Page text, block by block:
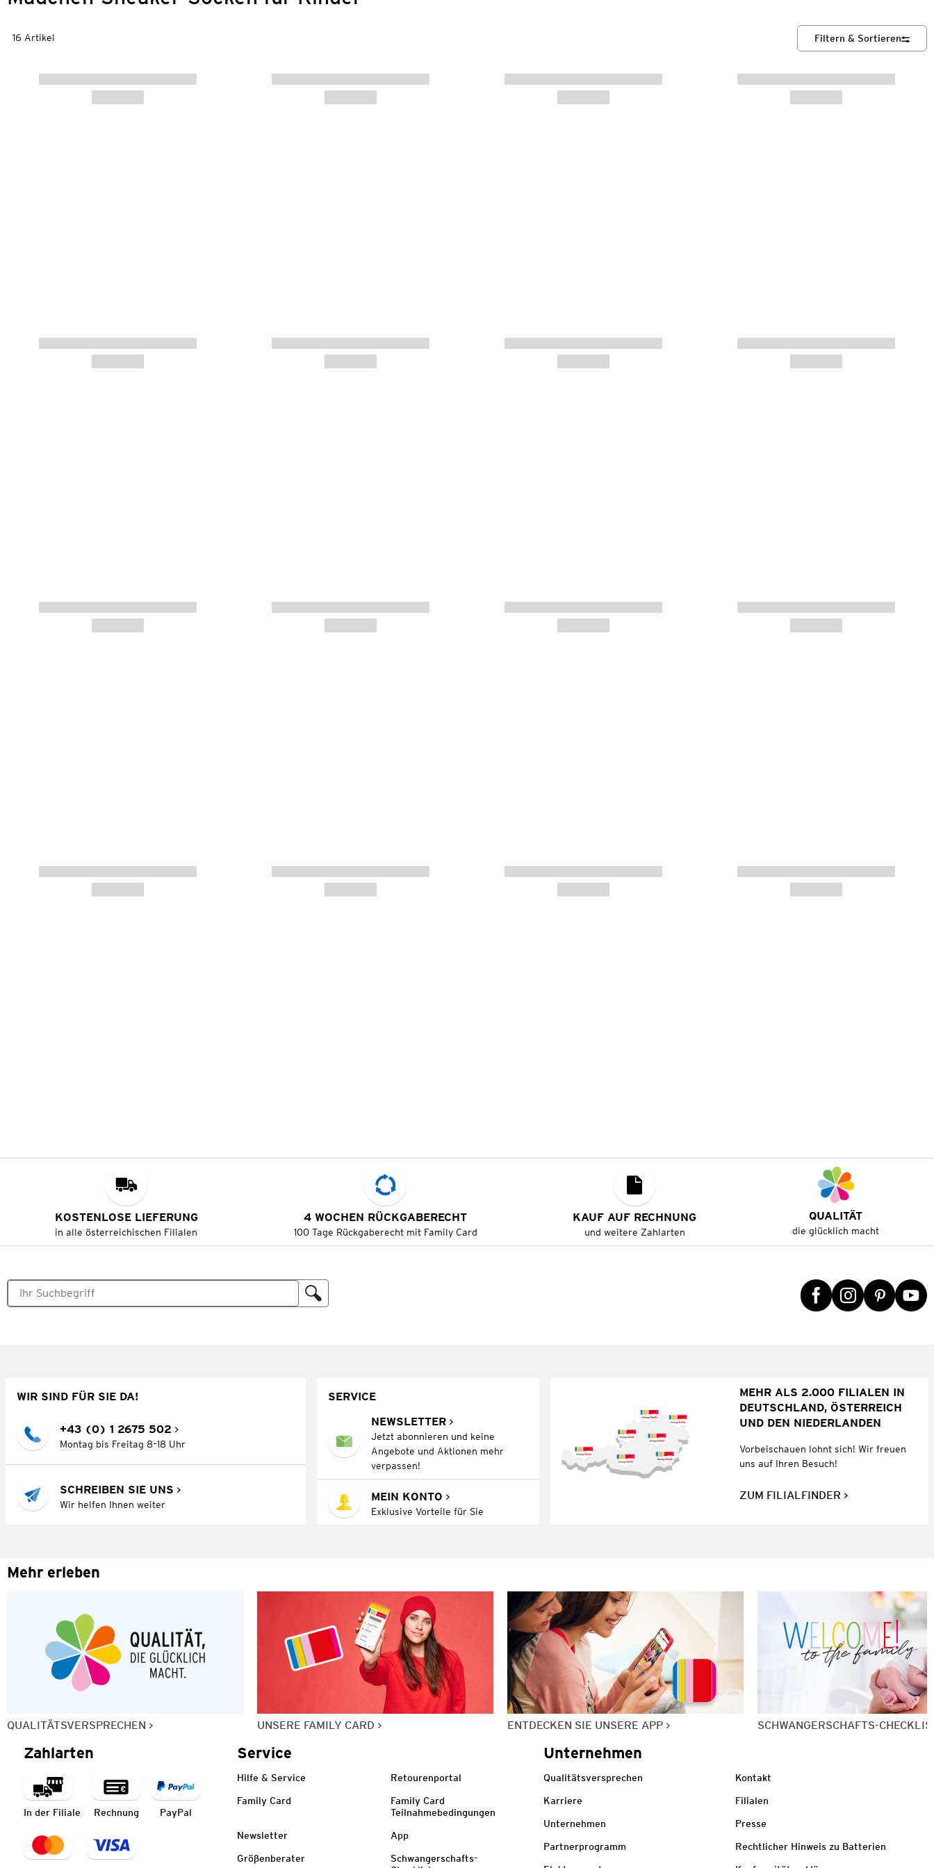
16 Artikel Filtern & Sortieren
KOSTENLOSE LIEFERUNG
in alle österreichischen Filialen
4 WOCHEN RÜCKGABERECHT
100 Tage Rückgaberecht mit Family Card
KAUF AUF RECHNUNG
und weitere Zahlarten
QUALITÄT
die glücklich macht
WIR SIND FÜR SIE DA!
+43 (0) 1 2675 502
Montag bis Freitag 8–18 Uhr
SCHREIBEN SIE UNS
Wir helfen Ihnen weiter
SERVICE
NEWSLETTER
Jetzt abonnieren und keine
Angebote und Aktionen mehr
verpassen!
MEIN KONTO
Exklusive Vorteile für Sie
MEHR ALS 2.000 FILIALEN IN
DEUTSCHLAND, ÖSTERREICH
UND DEN NIEDERLANDEN
Vorbeischauen lohnt sich! Wir freuen
uns auf Ihren Besuch!
ZUM FILIALFINDER
Mehr erleben
QUALITÄTSVERSPRECHEN UNSERE FAMILY CARD ENTDECKEN SIE UNSERE APP SCHWANGERSCHAFTS-
Zahlarten
In der Filiale Rechnung PayPal
Service
Hilfe & Service Retourenportal
Family Card
Family Card
Teilnahmebedingungen
Newsletter App
Größenberater
Schwangerschafts-
Unternehmen
Qualitätsversprechen Kontakt
Karriere Filialen
Unternehmen Presse
Partnerprogramm Rechtlicher Hinweis zu Batterien